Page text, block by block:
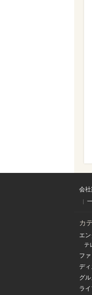
会社
カ
エ
テ
フ
ディ
グ
ラ